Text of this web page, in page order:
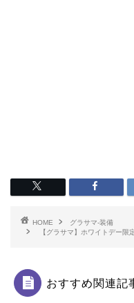
HOME
グラサマ-装備
【グラサマ】ホワイトデー
おすすめ関連記